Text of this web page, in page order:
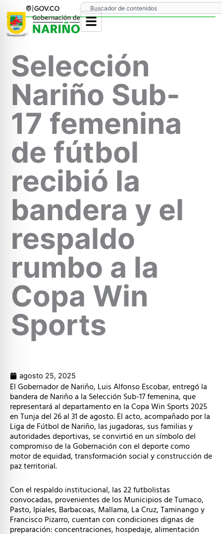
contenido
Search
Selección
Nariño Sub-
17 femenina
de fútbol
recibió la
bandera y el
respaldo
rumbo a la
Copa Win
Sports
agosto 25, 2025
El Gobernador de Nariño, Luis Alfonso Escobar, entregó la
bandera de Nariño a la Selección Sub-17 femenina, que
representará al departamento en la Copa Win Sports 2025
en Tunja del 26 al 31 de agosto. El acto, acompañado por la
Liga de Fútbol de Nariño, las jugadoras, sus familias y
autoridades deportivas, se convirtió en un símbolo del
compromiso de la Gobernación con el deporte como
motor de equidad, transformación social y construcción de
paz territorial.
Con el respaldo institucional, las 22 futbolistas
convocadas, provenientes de los Municipios de Tumaco,
Pasto, Ipiales, Barbacoas, Mallama, La Cruz, Taminango y
Francisco Pizarro, cuentan con condiciones dignas de
preparación: concentraciones, hospedaje, alimentación